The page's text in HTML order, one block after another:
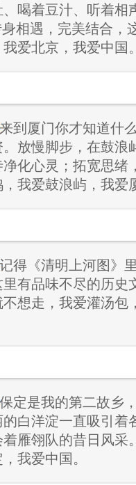
喝着豆汁、听着相
相遇，完美结合，
爱北京，我爱中国
来到厦门你才知道什
放慢脚步，在鼓浪
化心灵；拓宽思绪
我爱鼓浪屿，我爱
记得《清明上河图》
有品味不尽的历史
想走，我爱灌汤包
保定是我的第二故乡
白洋淀一直吸引着
雁翎队的昔日风采
我爱中国。